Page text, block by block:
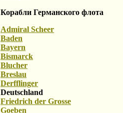
Корабли Германского флота
Admiral Scheer
Baden
Bayern
Bismarck
Blucher
Breslau
Derfflinger
Deutschland
Friedrich der Grosse
Goeben